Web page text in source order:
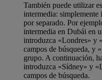
También puede utilizar
intermedia:
por separado. Por
intermedia en Dubái en
introduzca «Londres» y
campos de búsqueda, y
grupo. A continuación,
introduzca «Sídney» y
campos de búsqueda.